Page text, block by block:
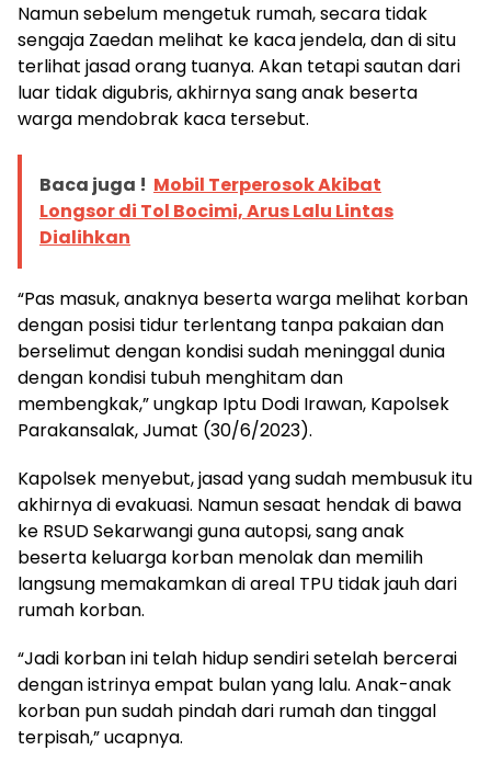
Namun sebelum mengetuk rumah, secara tidak
sengaja Zaedan melihat ke kaca jendela, dan di situ
terlihat jasad orang tuanya. Akan tetapi sautan dari
luar tidak digubris, akhirnya sang anak beserta
warga mendobrak kaca tersebut.
Baca juga ! Mobil Terperosok Akibat
Longsor di Tol Bocimi, Arus Lalu Lintas
Dialihkan
“Pas masuk, anaknya beserta warga melihat korban
dengan posisi tidur terlentang tanpa pakaian dan
berselimut dengan kondisi sudah meninggal dunia
dengan kondisi tubuh menghitam dan
membengkak,” ungkap Iptu Dodi Irawan, Kapolsek
Parakansalak, Jumat (30/6/2023).
Kapolsek menyebut, jasad yang sudah membusuk itu
akhirnya di evakuasi. Namun sesaat hendak di bawa
ke RSUD Sekarwangi guna autopsi, sang anak
beserta keluarga korban menolak dan memilih
langsung memakamkan di areal TPU tidak jauh dari
rumah korban.
“Jadi korban ini telah hidup sendiri setelah bercerai
dengan istrinya empat bulan yang lalu. Anak-anak
korban pun sudah pindah dari rumah dan tinggal
terpisah,” ucapnya.